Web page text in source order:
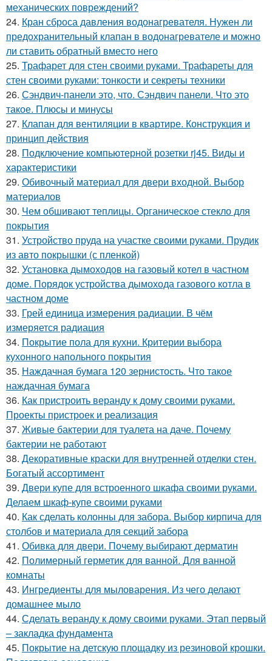
механических повреждений?
24. Кран сброса давления водонагревателя. Нужен ли
предохранительный клапан в водонагревателе и можно
ли ставить обратный вместо него
25. Трафарет для стен своими руками. Трафареты для
стен своими руками: тонкости и секреты техники
26. Сэндвич-панели это, что. Сэндвич панели. Что это
такое. Плюсы и минусы
27. Клапан для вентиляции в квартире. Конструкция и
принцип действия
28. Подключение компьютерной розетки rj45. Виды и
характеристики
29. Обивочный материал для двери входной. Выбор
материалов
30. Чем обшивают теплицы. Органическое стекло для
покрытия
31. Устройство пруда на участке своими руками. Прудик
из авто покрышки (с пленкой)
32. Установка дымоходов на газовый котел в частном
доме. Порядок устройства дымохода газового котла в
частном доме
33. Грей единица измерения радиации. В чём
измеряется радиация
34. Покрытие пола для кухни. Критерии выбора
кухонного напольного покрытия
35. Наждачная бумага 120 зернистость. Что такое
наждачная бумага
36. Как пристроить веранду к дому своими руками.
Проекты пристроек и реализация
37. Живые бактерии для туалета на даче. Почему
бактерии не работают
38. Декоративные краски для внутренней отделки стен.
Богатый ассортимент
39. Двери купе для встроенного шкафа своими руками.
Делаем шкаф-купе своими руками
40. Как сделать колонны для забора. Выбор кирпича для
столбов и материала для секций забора
41. Обивка для двери. Почему выбирают дерматин
42. Полимерный герметик для ванной. Для ванной
комнаты
43. Ингредиенты для мыловарения. Из чего делают
домашнее мыло
44. Сделать веранду к дому своими руками. Этап первый
– закладка фундамента
45. Покрытие на детскую площадку из резиновой крошки.